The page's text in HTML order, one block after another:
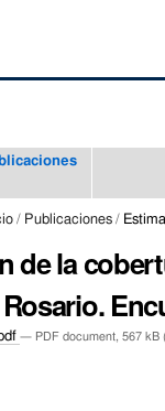
/ Publicaciones /
de la
— PDF document, 567 kB